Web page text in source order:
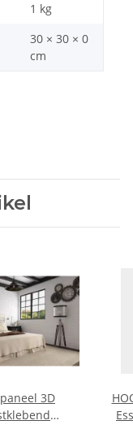
1 kg
30 × 30 × 0
cm
3D